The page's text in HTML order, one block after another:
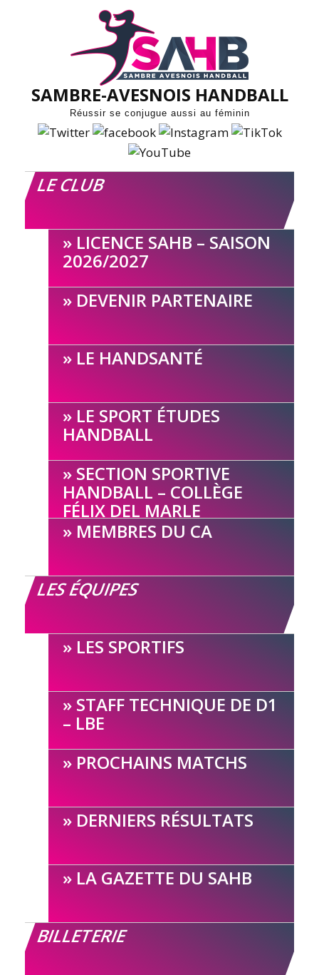
SAMBRE-AVESNOIS HANDBALL
Réussir se conjugue aussi au féminin
LE CLUB
LICENCE SAHB – SAISON
2026/2027
DEVENIR PARTENAIRE
LE HANDSANTÉ
LE SPORT ÉTUDES
HANDBALL
SECTION SPORTIVE
HANDBALL – COLLÈGE
FÉLIX DEL MARLE
MEMBRES DU CA
LES ÉQUIPES
LES SPORTIFS
STAFF TECHNIQUE DE D1
– LBE
PROCHAINS MATCHS
DERNIERS RÉSULTATS
LA GAZETTE DU SAHB
BILLETERIE